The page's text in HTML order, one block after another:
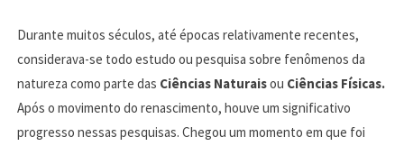
Durante muitos séculos, até épocas relativamente recentes,
considerava-se todo estudo ou pesquisa sobre fenômenos da
natureza como parte das Ciências Naturaisou Ciências Físicas.
Após o movimento do renascimento, houve um significativo
progresso nessas pesquisas. Chegou um momento em que foi